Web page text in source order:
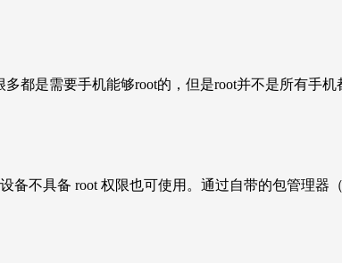
都是需要手机能够root的，但是root并不是所有手
不具备 root 权限也可使用。通过自带的包管理器